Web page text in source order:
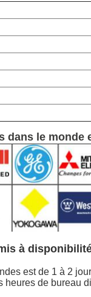
dans le monde
à
est de 1 à 2
heures de bureau